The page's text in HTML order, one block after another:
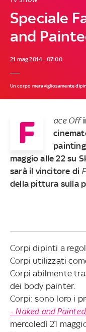
Speciale
and
21 mag 2014 - 07:00
Un corpo meravigliosamente
F ace Off
maggio alle 22 su
sarà il vincitore di
della pittura sulla
Corpi dipinti a
Corpi utilizzati
Corpi abilmente
dei body painter.
Corpi: sono loro i
- Naked and Painted
mercoledì 21